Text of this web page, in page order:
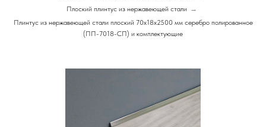
Плоский плинтус из нержавеющей стали →
Плинтус из нержавеющей стали плоский 70х18х2500 мм серебро полированное
(ПП-7018-СП) и комплектующие